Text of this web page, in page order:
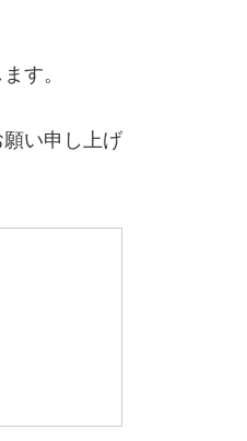
す。
い申し上げ